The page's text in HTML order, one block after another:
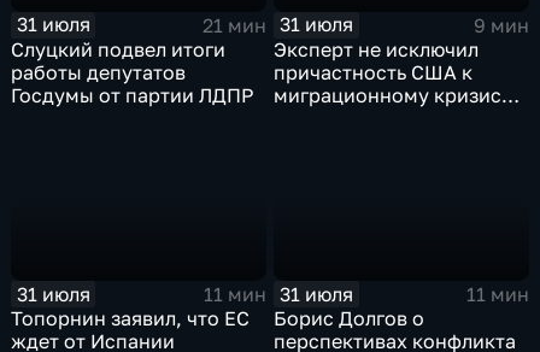
31 июля
21 мин
Слуцкий подвел итоги
работы депутатов
Госдумы от партии ЛДПР
31 июля
9 мин
Эксперт не исключил
причастность США к
миграционному кризису в
31 июля
11 мин
Топорнин заявил, что ЕС
ждет от Испании
31 июля
11 мин
Борис Долгов о
перспективах конфликта